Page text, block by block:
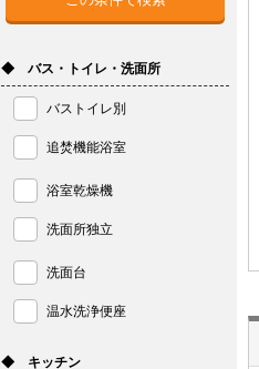
◆ バス・トイレ・洗面所
バストイレ別
追焚機能浴室
浴室乾燥機
洗面所独立
洗面台
温水洗浄便座
◆ キッチン